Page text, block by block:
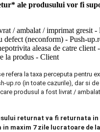
ale produsului vor fi
/ ambalat / imprimat gresit -
defect (neconform) - Push-
aleasa de catre client
la produs - Client
refera la taxa perceputa pentru
up.ro (in toate cazurile), dar si
produsul a fost livrat /
returnat va fi returnata
in maxim 7 zile lucratoare de